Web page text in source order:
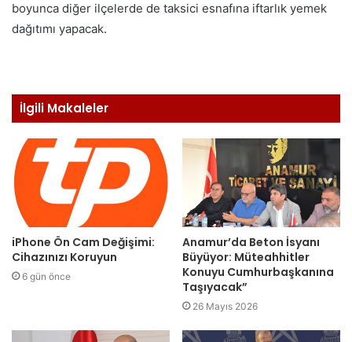
boyunca diğer ilçelerde de taksici esnafına iftarlık yemek
dağıtımı yapacak.
İlgili Makaleler
iPhone Ön Cam Değişimi:
Cihazınızı Koruyun
6 gün önce
Anamur’da Beton İsyanı
Büyüyor: Müteahhitler
Konuyu Cumhurbaşkanına
Taşıyacak”
26 Mayıs 2026